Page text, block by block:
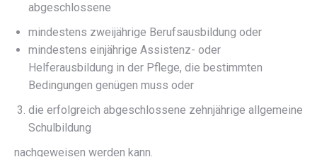
abgeschlossene
mindestens zweijährige Berufsausbildung oder
mindestens einjährige Assistenz- oder
Helferausbildung in der Pflege, die bestimmten
Bedingungen genügen muss oder
die erfolgreich abgeschlossene zehnjährige allgemeine
Schulbildung
nachgeweisen werden kann.